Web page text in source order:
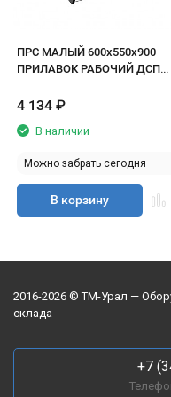
ПРС МАЛЫЙ 600х550х900
ПРИЛАВОК РАБОЧИЙ ДСП
4 134 ₽
В наличии
Можно забрать сегодня
В корзину
2016-2026 © ТМ-Урал —
склада
+7